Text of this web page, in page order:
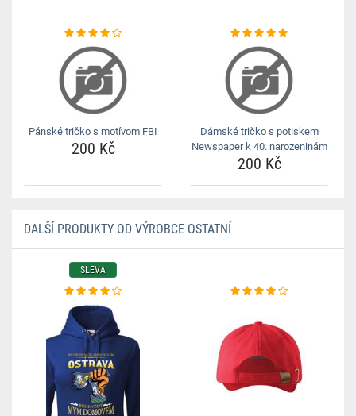
Pánské tričko s motívom FBI
200 Kč
Dámské tričko s potiskem
Newspaper k 40. narozeninám
200 Kč
DALŠÍ PRODUKTY OD VÝROBCE OSTATNÍ
SLEVA